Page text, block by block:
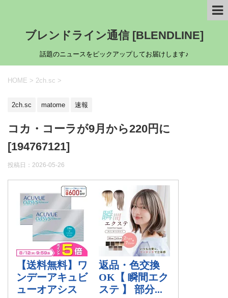
ブレンドライン通信 [BLENDLINE]
話題のニュースをピックアップしてお届けします♪
HOME > 2ch.sc >
2ch.sc matome 速報
コカ・コーラが9月から220円に
[194767121]
投稿日： 2026-05-26